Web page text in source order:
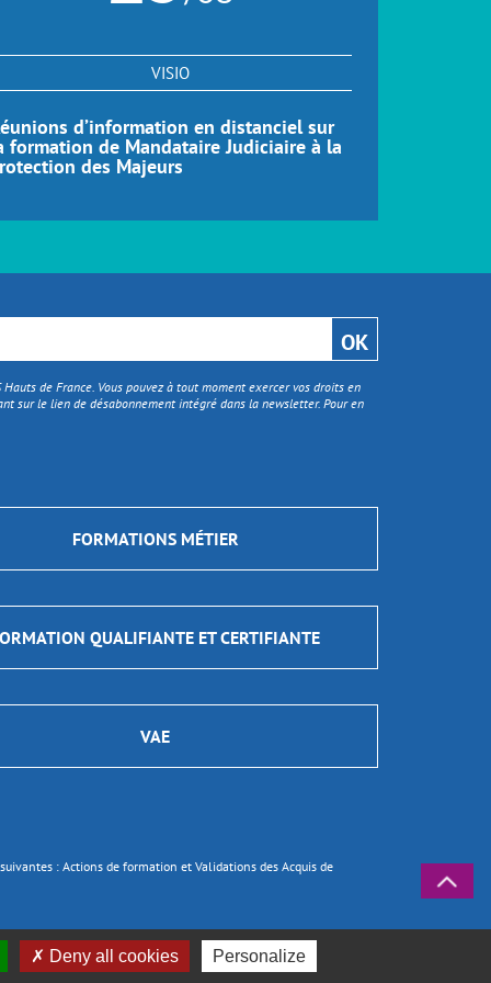
VISIO
d’information en distanciel sur
formation de Mandataire Judiciaire à la
des Majeurs
de France. Vous pouvez à tout moment exercer vos droits en
sur le lien de désabonnement intégré dans la newsletter. Pour en
FORMATIONS MÉTIER
QUALIFIANTE ET CERTIFIANTE
VAE
: Actions de formation et Validations des Acquis de
Deny all cookies Personalize